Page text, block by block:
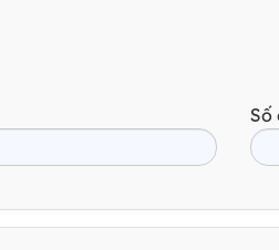
Số